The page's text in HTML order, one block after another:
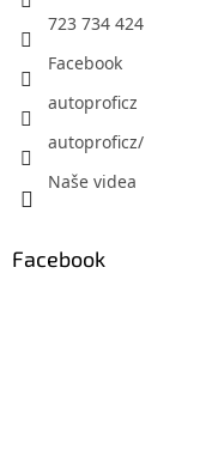
723 734 424
Facebook
autoproficz
autoproficz/
Naše videa
Facebook